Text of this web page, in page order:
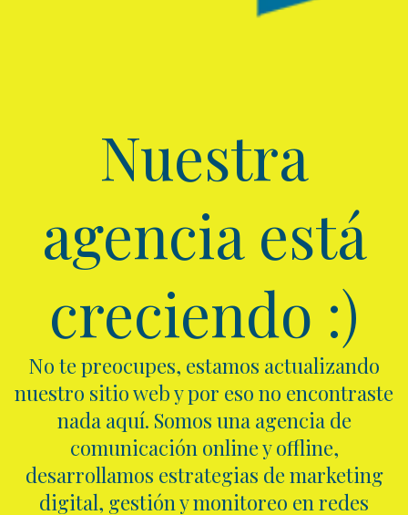
Nuestra
agencia está
creciendo :)
No te preocupes, estamos actualizando
nuestro sitio web y por eso no encontraste
nada aquí. Somos una agencia de
comunicación online y offline,
desarrollamos estrategias de marketing
digital, gestión y monitoreo en redes